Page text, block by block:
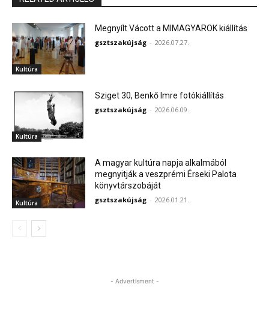
Kultúra
Megnyílt Vácott a MIMAGYAROK kiállítás
gsztszakújság - 2026.07.27.
Kultúra
Sziget 30, Benkő Imre fotókiállítás
gsztszakújság - 2026.06.09.
Kultúra
A magyar kultúra napja alkalmából
megnyitják a veszprémi Érseki Palota
könyvtárszobáját
gsztszakújság - 2026.01.21.
- Advertisment -